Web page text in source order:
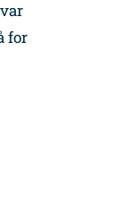
for